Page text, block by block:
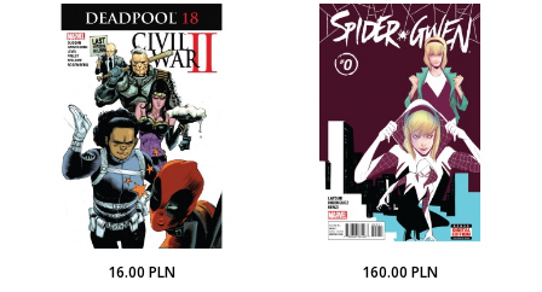
16.00 PLN 160.00 PLN